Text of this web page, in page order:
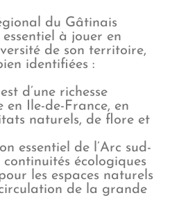
du Gâtinais
à jouer en
de son territoire,
identifiées :
d’une richesse
en Ile-de-France, en
naturels, de flore et
essentiel de l’Arc sud-
écologiques
les espaces naturels
de la grande